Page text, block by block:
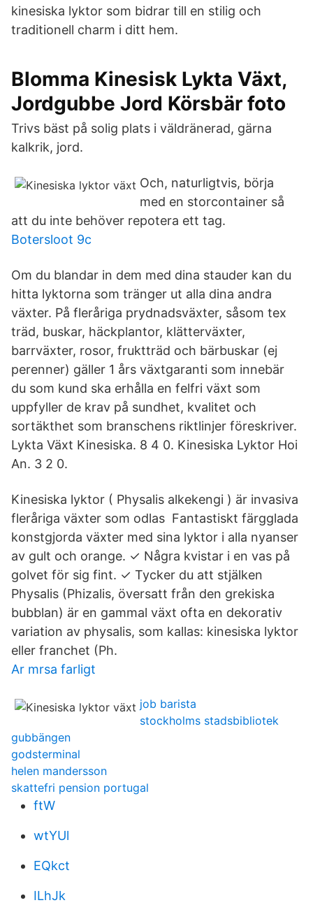
kinesiska lyktor som bidrar till en stilig och
traditionell charm i ditt hem.
Blomma Kinesisk Lykta Växt,
Jordgubbe Jord Körsbär foto
Trivs bäst på solig plats i väldränerad, gärna
kalkrik, jord.
Och, naturligtvis, börja
med en storcontainer så
att du inte behöver repotera ett tag.
Botersloot 9c
Om du blandar in dem med dina stauder kan du
hitta lyktorna som tränger ut alla dina andra
växter. På fleråriga prydnadsväxter, såsom tex
träd, buskar, häckplantor, klätterväxter,
barrväxter, rosor, fruktträd och bärbuskar (ej
perenner) gäller 1 års växtgaranti som innebär
du som kund ska erhålla en felfri växt som
uppfyller de krav på sundhet, kvalitet och
sortäkthet som branschens riktlinjer föreskriver.
Lykta Växt Kinesiska. 8 4 0. Kinesiska Lyktor Hoi
An. 3 2 0.
Kinesiska lyktor ( Physalis alkekengi ) är invasiva
fleråriga växter som odlas Fantastiskt färgglada
konstgjorda växter med sina lyktor i alla nyanser
av gult och orange. ✓ Några kvistar i en vas på
golvet för sig fint. ✓ Tycker du att stjälken
Physalis (Phizalis, översatt från den grekiska
bubblan) är en gammal växt ofta en dekorativ
variation av physalis, som kallas: kinesiska lyktor
eller franchet (Ph.
Ar mrsa farligt
job barista
stockholms stadsbibliotek
gubbängen
godsterminal
helen mandersson
skattefri pension portugal
ftW
wtYUl
EQkct
ILhJk